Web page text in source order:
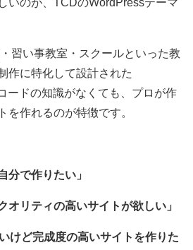
いのが、TCDのWordPressテーマ
習い事教室・スクールといった教
作に特化して設計された
ードの知識がなくても、プロが作
を作れるのが特徴です。
分で作りたい」
オリティの高いサイトが欲しい」
けど完成度の高いサイトを作りた